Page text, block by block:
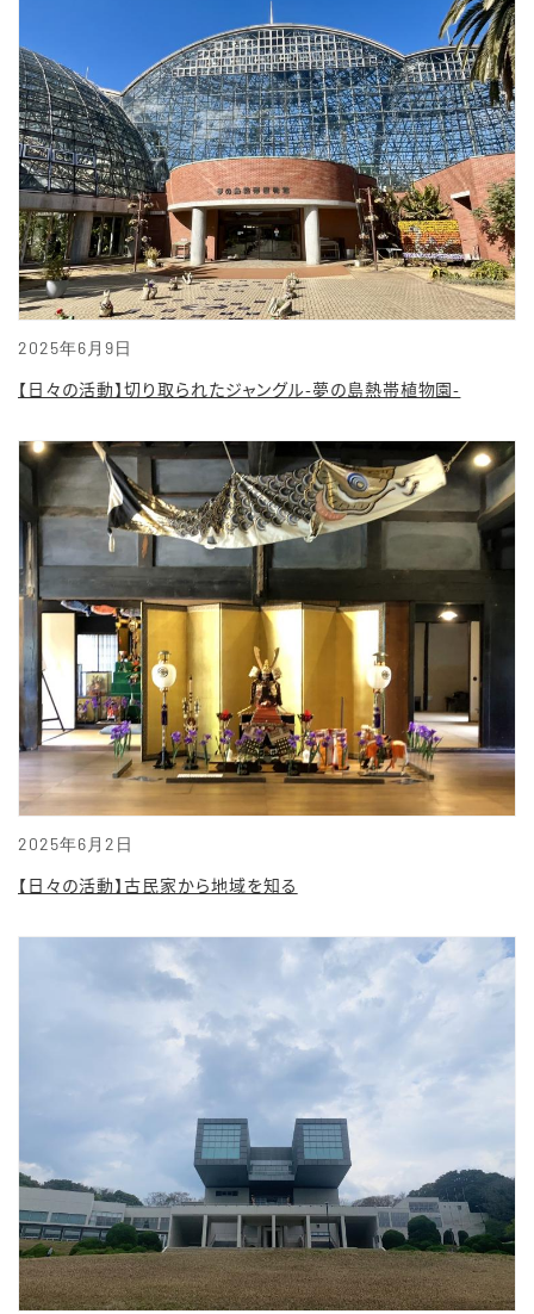
2025年6月9日
【日々の活動】切り取られたジャングル-夢の島熱帯植物園-
2025年6月2日
【日々の活動】古民家から地域を知る